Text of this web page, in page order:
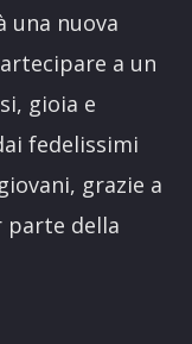
una nuova
a un
gioia e
fedelissimi
grazie a
della